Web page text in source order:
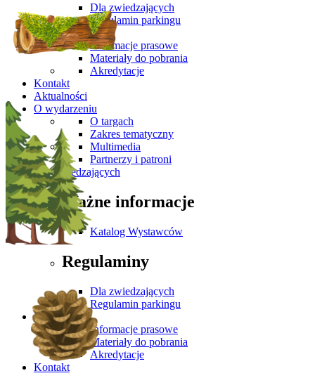
Dla zwiedzających
Regulamin parkingu
Media
Informacje prasowe
Materiały do pobrania
Akredytacje
Kontakt
Aktualności
O wydarzeniu
O targach
Zakres tematyczny
Multimedia
Partnerzy i patroni
Dla Zwiedzających
Ważne informacje
Katalog Wystawców
Regulaminy
Dla zwiedzających
Regulamin parkingu
Media
Informacje prasowe
Materiały do pobrania
Akredytacje
Kontakt